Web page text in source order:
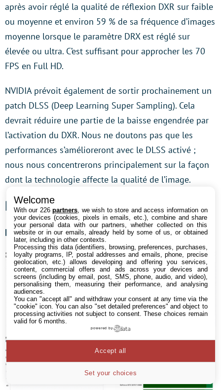
après avoir réglé la qualité de réflexion DXR sur faible
ou moyenne et environ 59 % de sa fréquence d’images
moyenne lorsque le paramètre DRX est réglé sur
élevée ou ultra. C’est suffisant pour approcher les 70
FPS en Full HD.
NVIDIA prévoit également de sortir prochainement un
patch DLSS (Deep Learning Super Sampling). Cela
devrait réduire une partie de la baisse engendrée par
l’activation du DXR. Nous ne doutons pas que les
performances s’amélioreront avec le DLSS activé ;
nous nous concentrerons principalement sur la façon
dont la technologie affecte la qualité de l’image.
Bench : Destiny 2 et Far Cry 5
Destiny 2 (DX11)
Welcome
With our 226partners , we wish to store and access information on
your devices (cookies, pixels in emails, etc.), combine and share
your personal data with our partners, whether collected on this
website or in our emails, already held by some of us, or obtained
later, including in other contexts.
Processing this data (identifiers, browsing, preferences, purchases,
loyalty programs, IP, postal addresses and emails, phone, precise
geolocation, etc.) allows developing and offering you services,
content, commercial offers and ads across your devices and
screens (including by email, post, SMS, phone, audio, and video),
personalising them, measuring their performance, and analysing
audiences.
You can "accept all" and withdraw your consent at any time via the
"cookie" icon. You can also "set detailed preferences" and object to
processing activities not subject to consent. These choices remain
valid for 6 months.
powered by
Set your choices
Accept all